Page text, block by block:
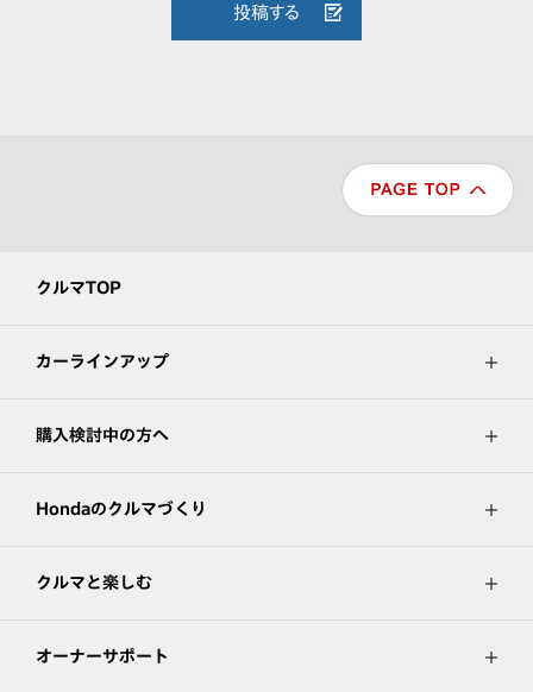
投稿する
クルマTOP
カーラインアップ
購入検討中の方へ
Hondaのクルマづくり
クルマと楽しむ
オーナーサポート